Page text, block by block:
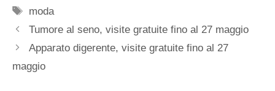
Tag
moda
Tumore al seno, visite gratuite fino al 27 maggio
Apparato digerente, visite gratuite fino al 27
maggio